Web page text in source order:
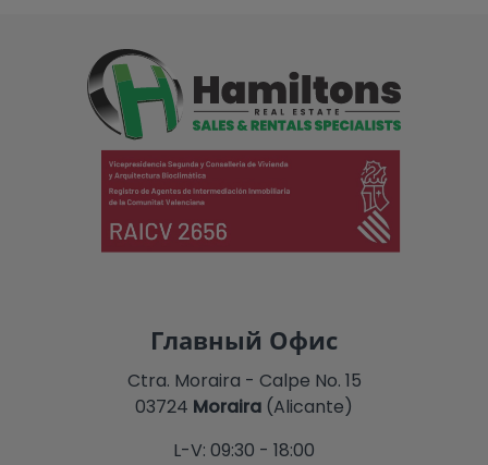
Главный Офис
Ctra. Moraira - Calpe No. 15
03724 Moraira (Alicante)
L-V: 09:30 - 18:00